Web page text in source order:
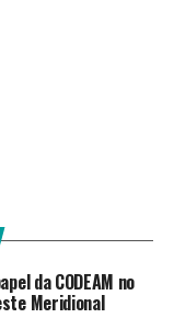
da CODEAM no
Meridional